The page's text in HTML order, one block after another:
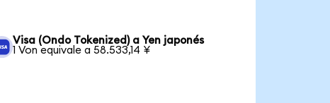
Visa (Ondo Tokenized) a Yen japonés
1 Von equivale a 58.533,14 ¥